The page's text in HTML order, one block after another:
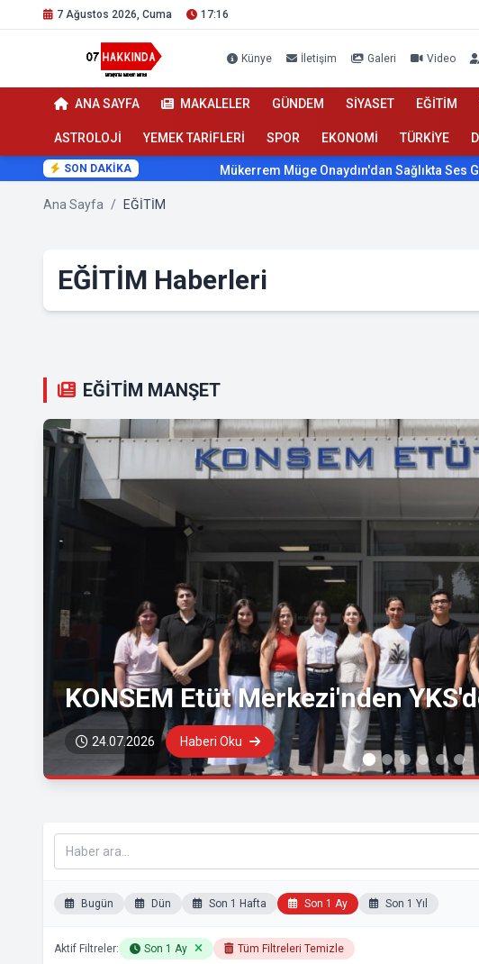
7 Ağustos 2026, Cuma 17:16
Künye İletişim Galeri Video
ANA SAYFA MAKALELER GÜNDEM SİYASET EĞİTİM
ASTROLOJİ YEMEK TARİFLERİ SPOR EKONOMİ TÜRKİYE
SON DAKİKA Mükerrem Müge Onaydın'dan Sağlıkta Ses
Ana Sayfa / EĞİTİM
EĞİTİM Haberleri
EĞİTİM MANŞET
KONSEM Etüt Merkezi'nden
24.07.2026 Haberi Oku
Bugün Dün Son 1 Hafta Son 1 Ay Son 1 Yıl
Aktif Filtreler: Son 1 Ay Tüm Filtreleri Temizle